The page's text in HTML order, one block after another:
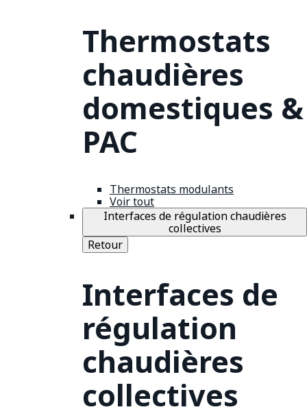
Thermostats
chaudières
domestiques &
PAC
Thermostats modulants
Voir tout
Interfaces de régulation chaudières
collectives
Retour
Interfaces de
régulation
chaudières
collectives